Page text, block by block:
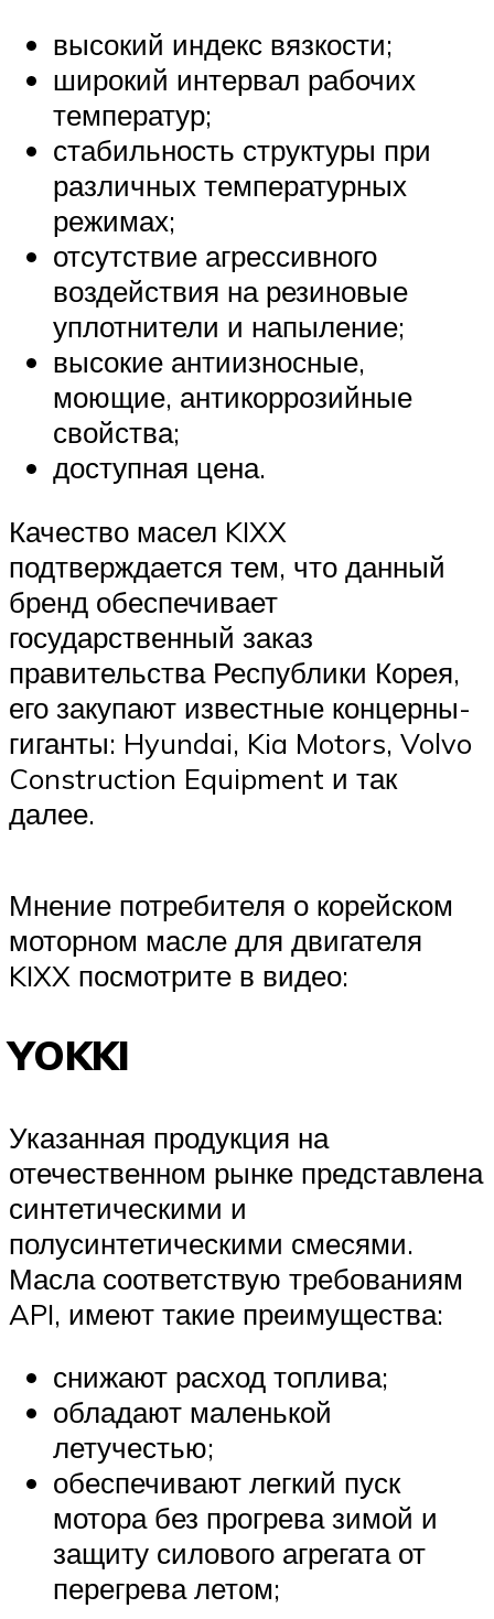
высокий индекс вязкости;
широкий интервал рабочих
температур;
стабильность структуры при
различных температурных
режимах;
отсутствие агрессивного
воздействия на резиновые
уплотнители и напыление;
высокие антиизносные,
моющие, антикоррозийные
свойства;
доступная цена.
Качество масел KIXX
подтверждается тем, что данный
бренд обеспечивает
государственный заказ
правительства Республики Корея,
его закупают известные концерны-
гиганты: Hyundai, Kia Motors, Volvo
Construction Equipment и так
далее.
Мнение потребителя о корейском
моторном масле для двигателя
KIXX посмотрите в видео:
YOKKI
Указанная продукция на
отечественном рынке представлена
синтетическими и
полусинтетическими смесями.
Масла соответствую требованиям
API, имеют такие преимущества:
снижают расход топлива;
обладают маленькой
летучестью;
обеспечивают легкий пуск
мотора без прогрева зимой и
защиту силового агрегата от
перегрева летом;